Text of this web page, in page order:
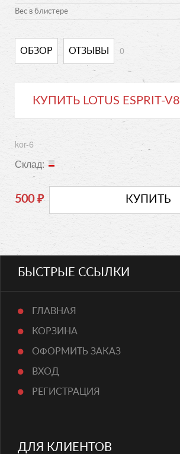
Вес в блистере
ОБЗОР ОТЗЫВЫ 0
КУПИТЬ LOTUS ESPRIT-V8
kor-6
Склад:
500 ₽
БЫСТРЫЕ ССЫЛКИ
ГЛАВНАЯ
КОРЗИНА
ОФОРМИТЬ ЗАКАЗ
ВХОД
РЕГИСТРАЦИЯ
ДЛЯ КЛИЕНТОВ